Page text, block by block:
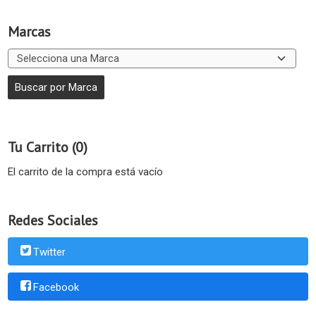
Marcas
Tu Carrito (0)
El carrito de la compra está vacío
Redes Sociales
Twitter
Facebook